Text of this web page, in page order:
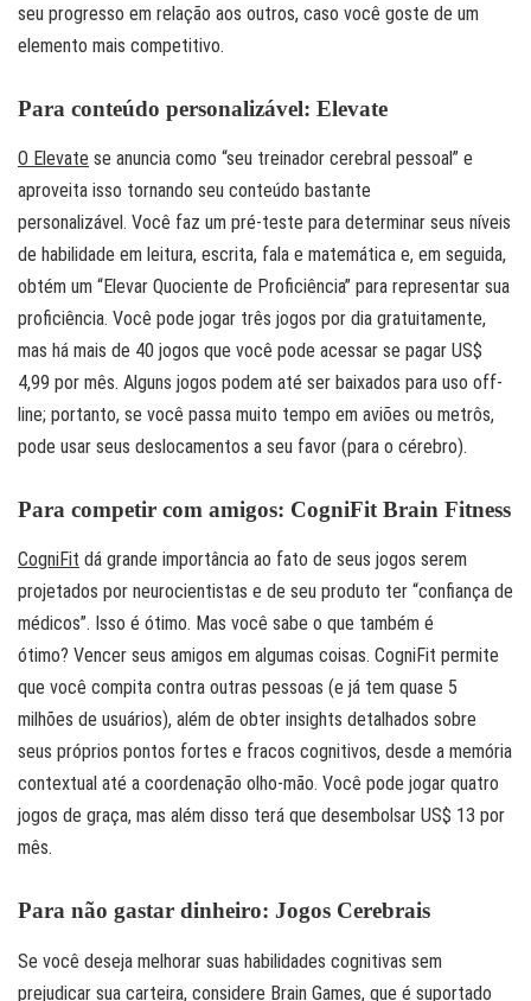
seu progresso em relação aos outros, caso você goste de um
elemento mais competitivo.
Para conteúdo personalizável: Elevate
O Elevate se anuncia como “seu treinador cerebral pessoal” e
aproveita isso tornando seu conteúdo bastante
personalizável. Você faz um pré-teste para determinar seus níveis
de habilidade em leitura, escrita, fala e matemática e, em seguida,
obtém um “Elevar Quociente de Proficiência” para representar sua
proficiência. Você pode jogar três jogos por dia gratuitamente,
mas há mais de 40 jogos que você pode acessar se pagar US$
4,99 por mês. Alguns jogos podem até ser baixados para uso off-
line; portanto, se você passa muito tempo em aviões ou metrôs,
pode usar seus deslocamentos a seu favor (para o cérebro).
Para competir com amigos: CogniFit Brain Fitness
CogniFit dá grande importância ao fato de seus jogos serem
projetados por neurocientistas e de seu produto ter “confiança de
médicos”. Isso é ótimo. Mas você sabe o que também é
ótimo? Vencer seus amigos em algumas coisas. CogniFit permite
que você compita contra outras pessoas (e já tem quase 5
milhões de usuários), além de obter insights detalhados sobre
seus próprios pontos fortes e fracos cognitivos, desde a memória
contextual até a coordenação olho-mão. Você pode jogar quatro
jogos de graça, mas além disso terá que desembolsar US$ 13 por
mês.
Para não gastar dinheiro: Jogos Cerebrais
Se você deseja melhorar suas habilidades cognitivas sem
prejudicar sua carteira, considere Brain Games, que é suportado